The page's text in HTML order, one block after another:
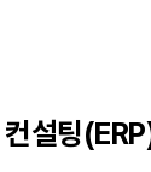
설팅